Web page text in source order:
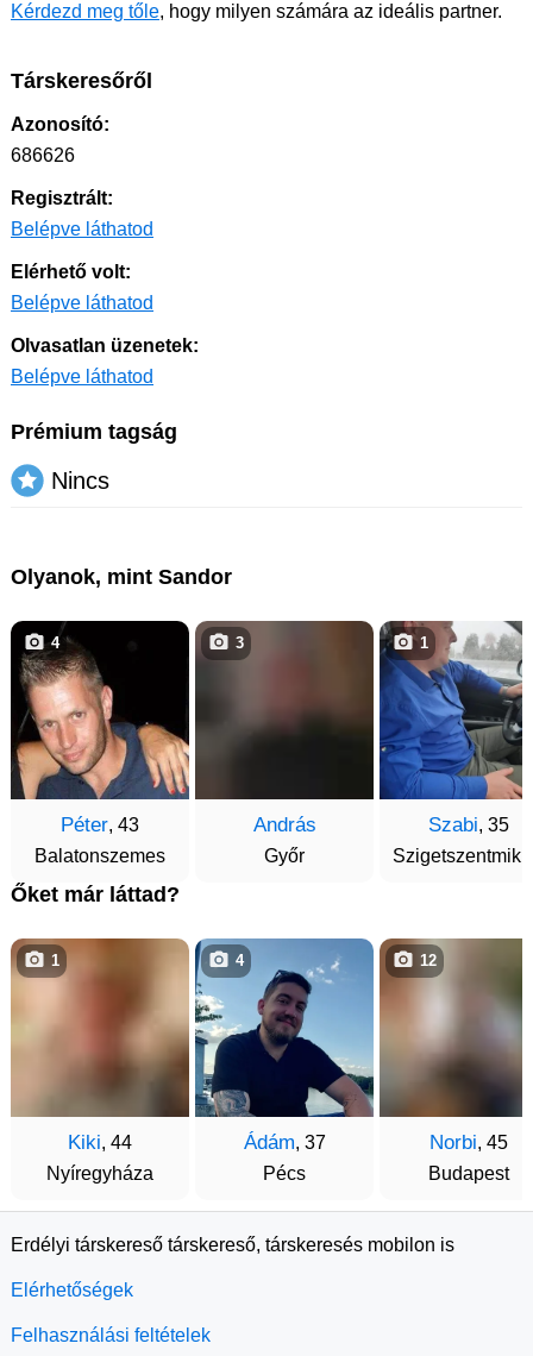
Kérdezd meg tőle, hogy milyen számára az ideális partner.
Társkeresőről
Azonosító:
686626
Regisztrált:
Belépve láthatod
Elérhető volt:
Belépve láthatod
Olvasatlan üzenetek:
Belépve láthatod
Prémium tagság
Nincs
Olyanok, mint Sandor
Péter, 43
Balatonszemes
4
András
Győr
3
Szabi, 35
1
Őket már láttad?
Kiki, 44
Nyíregyháza
1
Ádám, 37
Pécs
4
Norbi, 45
Budapest
12
Erdélyi társkereső társkereső, társkeresés mobilon is
Elérhetőségek
Felhasználási feltételek